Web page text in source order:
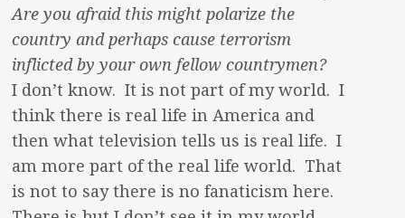
Are you afraid this might polarize the
country and perhaps cause terrorism
inflicted by your own fellow countrymen?
I don’t know. It is not part of my world. I
think there is real life in America and
then what television tells us is real life. I
am more part of the real life world. That
is not to say there is no fanaticism here.